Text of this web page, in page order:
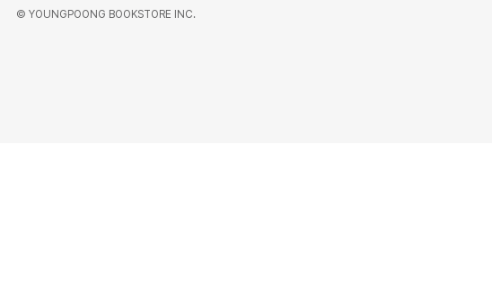
© YOUNGPOONG BOOKSTORE INC.